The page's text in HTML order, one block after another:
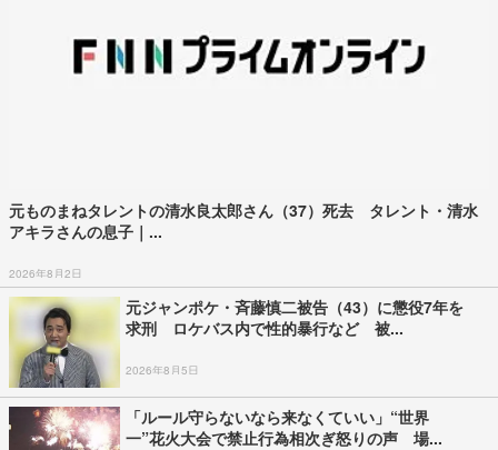
元ものまねタレントの清水良太郎さん（37）死去 タレント・清水
アキラさんの息子｜...
2026年8月2日
元ジャンポケ・斉藤慎二被告（43）に懲役7年を
求刑 ロケバス内で性的暴行など 被...
2026年8月5日
「ルール守らないなら来なくていい」“世界
一”花火大会で禁止行為相次ぎ怒りの声 場...